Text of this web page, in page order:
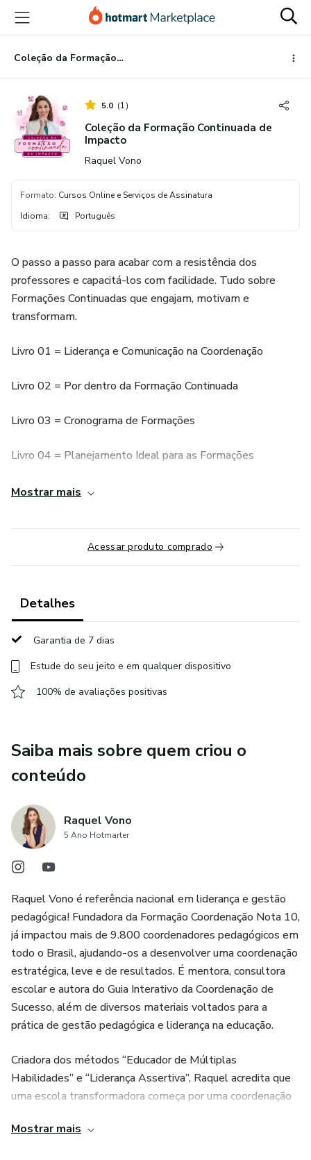
para
conteúdo
principal
para
pagamento
para
rodapé
Coleção da Formação Continuada de Impacto
5.0 (1)
Coleção da Formação Continuada de
Impacto
Raquel Vono
Formato: Cursos Online e Serviços de Assinatura
Idioma: Português
O passo a passo para acabar com a resistência dos
professores e capacitá-los com facilidade. Tudo sobre
Formações Continuadas que engajam, motivam e
transformam.
Livro 01 = Liderança e Comunicação na Coordenação
Livro 02 = Por dentro da Formação Continuada
Livro 03 = Cronograma de Formações
Livro 04 = Planejamento Ideal para as Formações
Livro 05 = Formação na Prática: Temáticas e mão na
Livro 06 = Jogos nas Formações para engajar, motivar e
Além de 6 livros, esse produto também contem dezenas
editáveis para que você tenha TUDO QUE PRECISA sobre
Mostrar mais
Acessar produto comprado
Detalhes
Garantia de 7 dias
Estude do seu jeito e em qualquer dispositivo
100% de avaliações positivas
Saiba mais sobre quem criou o
conteúdo
Raquel Vono
5 Ano Hotmarter
Raquel Vono é referência nacional em liderança e gestão
pedagógica! Fundadora da Formação Coordenação Nota 10,
já impactou mais de 9.800 coordenadores pedagógicos em
todo o Brasil, ajudando-os a desenvolver uma coordenação
estratégica, leve e de resultados. É mentora, consultora
escolar e autora do Guia Interativo da Coordenação de
Sucesso, além de diversos materiais voltados para a
prática de gestão pedagógica e liderança na educação.
Criadora dos métodos “Educador de Múltiplas
Habilidades” e “Liderança Assertiva”, Raquel acredita que
uma escola transformadora começa por uma coordenação
meses, inspira centenas de milhares de coordenadores
Mostrar mais